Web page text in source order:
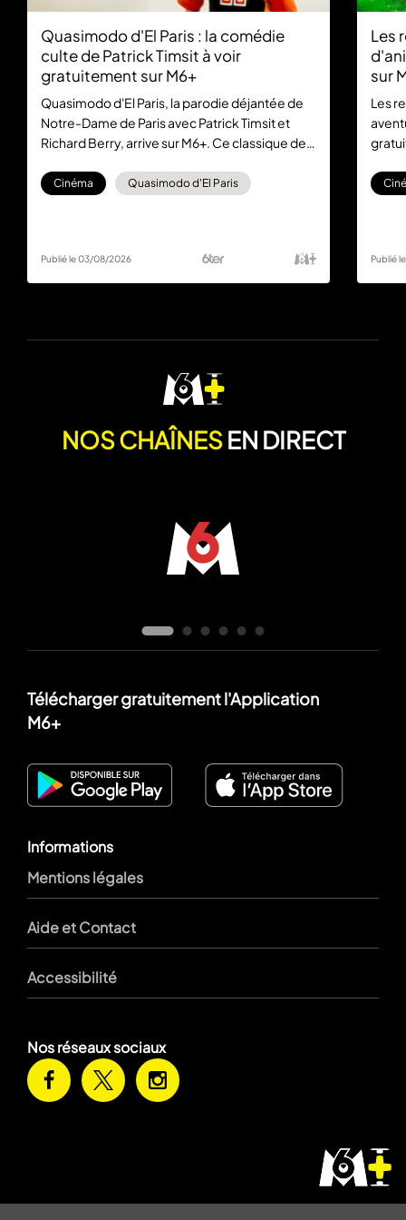
Quasimodo d'El Paris : la comédie
culte de Patrick Timsit à voir
gratuitement sur M6+
Quasimodo d'El Paris, la parodie déjantée de
Notre-Dame de Paris avec Patrick Timsit et
Richard Berry, arrive sur M6+. Ce classique de
gratuitement et sans abonnement.
Cinéma Quasimodo d'El Paris
Publié le 03/08/2026
Les
sur
Les
Publié
NOS CHAÎNESEN DIRECT
Télécharger gratuitement l'Application
M6+
Informations
Mentions légales
Aide et Contact
Accessibilité
Nos réseaux sociaux